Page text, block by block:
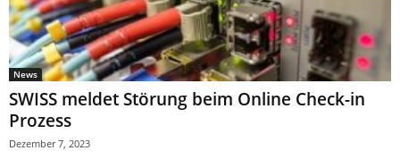
News
SWISS meldet Störung beim Online Check-in
Prozess
Dezember 7, 2023